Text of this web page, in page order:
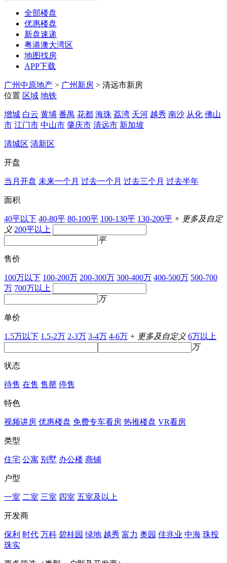
全部楼盘
优惠楼盘
新盘速递
粤港澳大湾区
地图找房
APP下载
广州中原地产 > 广州新房 > 清远市新房
位置 区域 地铁
增城 白云 黄埔 番禺 花都 海珠 荔湾 天河 越秀 南沙 从化 佛山
市 江门市 中山市 肇庆市 清远市 新加坡
清城区 清新区
开盘
当月开盘 未来一个月 过去一个月 过去三个月 过去半年
面积
40平以下 40-80平 80-100平 100-130平 130-200平 + 更多及自定
义 200平以上
平
售价
100万以下 100-200万 200-300万 300-400万 400-500万 500-700
万 700万以上
万
单价
1.5万以下 1.5-2万 2-3万 3-4万 4-6万 + 更多及自定义 6万以上
万
状态
待售 在售 售罄 停售
特色
视频讲房 优惠楼盘 免费专车看房 热推楼盘 VR看房
类型
住宅 公寓 别墅 办公楼 商铺
户型
一室 二室 三室 四室 五室及以上
开发商
保利 时代 万科 碧桂园 绿地 越秀 富力 奥园 佳兆业 中海 珠投
珠实